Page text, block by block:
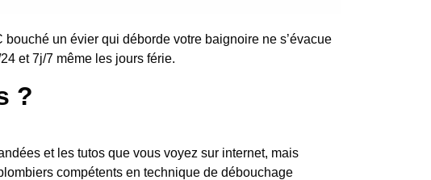
un évier qui déborde votre baignoire ne s’évacue
et 7j/7 même les jours férie.
?
et les tutos que vous voyez sur internet, mais
compétents en technique de débouchage